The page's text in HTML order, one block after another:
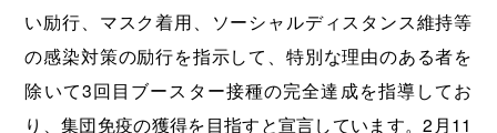
い励行、マスク着用、ソーシャルディスタンス維持等
の感染対策の励行を指示して、特別な理由のある者を
除いて3回目ブースター接種の完全達成を指導してお
り、集団免疫の獲得を目指すと宣言しています。2月11